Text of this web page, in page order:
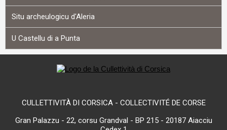
Situ archeulogicu d'Aleria
U Castellu di a Punta
CULLETTIVITÀ DI CORSICA - COLLECTIVITÉ DE CORSE
Gran Palazzu - 22, corsu Grandval - BP 215 - 20187 Aiacciu